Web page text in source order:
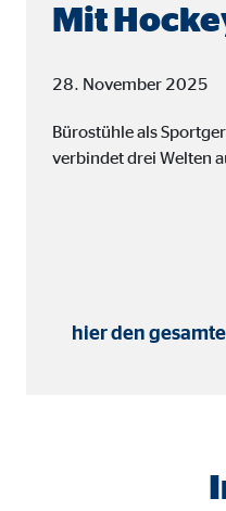
Mit
28. November 2025
Bürostühle als
verbindet drei Welten
hier den
Zweck:
Cookie